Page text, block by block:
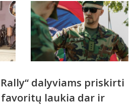
dalyviams priskirti
laukia dar ir